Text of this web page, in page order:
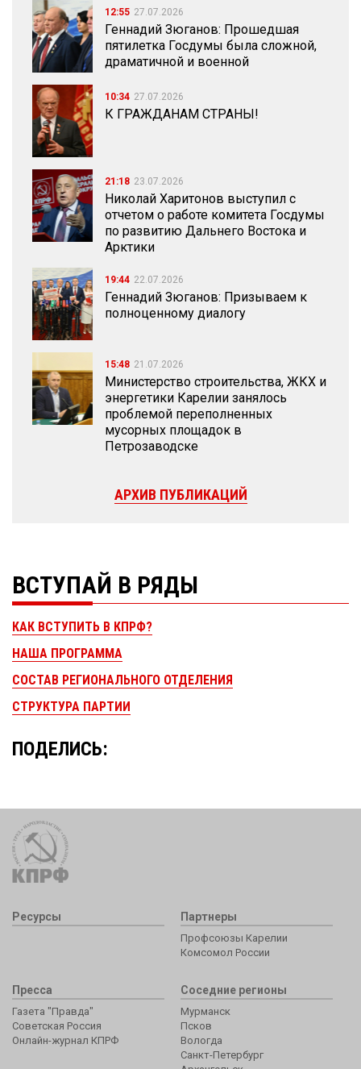
12:55 27.07.2026
Геннадий Зюганов: Прошедшая
пятилетка Госдумы была сложной,
драматичной и военной
10:34 27.07.2026
К ГРАЖДАНАМ СТРАНЫ!
21:18 23.07.2026
Николай Харитонов выступил с
отчетом о работе комитета Госдумы
по развитию Дальнего Востока и
Арктики
19:44 22.07.2026
Геннадий Зюганов: Призываем к
полноценному диалогу
15:48 21.07.2026
Министерство строительства, ЖКХ и
энергетики Карелии занялось
проблемой переполненных
мусорных площадок в
Петрозаводске
АРХИВ ПУБЛИКАЦИЙ
ВСТУПАЙ В РЯДЫ
КАК ВСТУПИТЬ В КПРФ?
НАША ПРОГРАММА
СОСТАВ РЕГИОНАЛЬНОГО ОТДЕЛЕНИЯ
СТРУКТУРА ПАРТИИ
ПОДЕЛИСЬ:
Ресурсы Партнеры
Профсоюзы Карелии
Комсомол России
Пресса
Газета "Правда"
Советская Россия
Онлайн-журнал КПРФ
Соседние регионы
Мурманск
Псков
Вологда
Санкт-Петербург